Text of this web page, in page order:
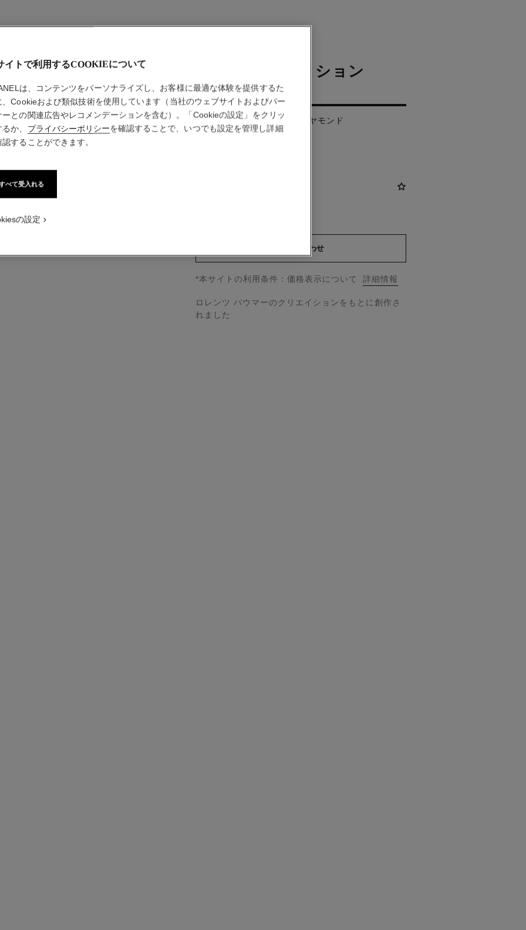
- 標準サイズ画面で表示。
カメリア コレクション
イヤリング
18Kホワイトゴールド、ダイヤモンド
詳細
お問い合わせ
↩
*本サイトの利用条件：価格表示について 詳細情報
ロレンツ バウマーのクリエイションをもとに創作さ
れました
イトで利用するCOOKIEについて
は、コンテンツをパーソナライズし、お客様に最適な体験を提供するた
、Cookieおよび類似技術を使用しています（当社のウェブサイトおよびパー
ーとの関連広告やレコメンデーションを含む）。「Cookieの設定」をクリッ
か、 プライバシーポリシーを確認することで、いつでも設定を管理し詳細
認することができます。
べて受入れる
の設定